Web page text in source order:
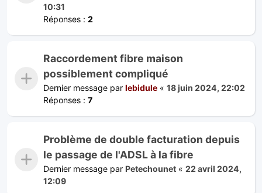
10:31
Réponses : 2
Raccordement fibre maison
possiblement compliqué
Dernier message par lebidule « 18 juin 2024, 22:02
Réponses : 7
Problème de double facturation depuis
le passage de l'ADSL à la fibre
Dernier message par Petechounet « 22 avril 2024,
12:09